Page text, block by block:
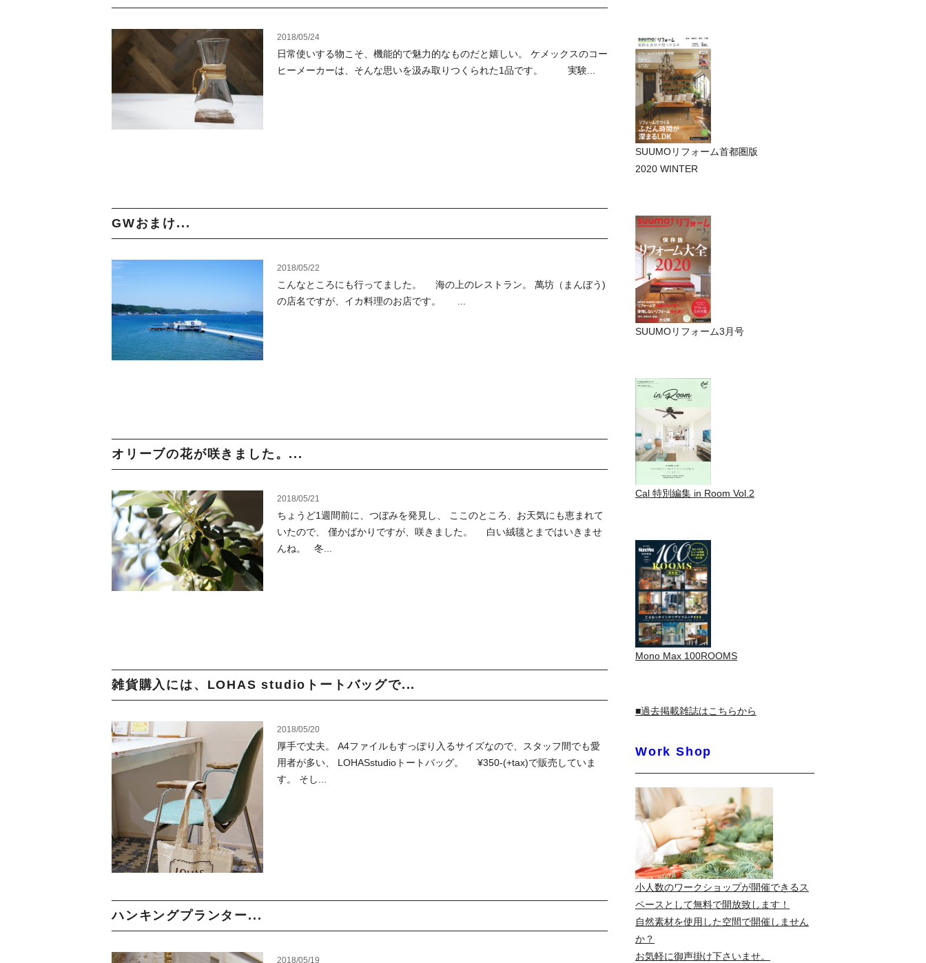
2018/05/24
日常使いする物こそ、機能的で魅力的なものだと嬉しい。 ケメックスのコー
ヒーメーカーは、そんな思いを汲み取りつくられた1品です。 実験...
GWおまけ...
2018/05/22
こんなところにも行ってました。 海の上のレストラン。 萬坊（まんぼう)
の店名ですが、イカ料理のお店です。 ...
オリーブの花が咲きました。...
2018/05/21
ちょうど1週間前に、つぼみを発見し、 ここのところ、お天気にも恵まれて
いたので、 僅かばかりですが、咲きました。 白い絨毯とまではいきませ
んね。 冬...
雑貨購入には、LOHAS studioトートバッグで...
2018/05/20
厚手で丈夫。 A4ファイルもすっぽり入るサイズなので、スタッフ間でも愛
用者が多い、 LOHASstudioトートバッグ。 ¥350-(+tax)で販売していま
す。 そし...
ハンキングプランター...
2018/05/19
SUUMOリフォーム首都圏版
2020 WINTER
SUUMOリフォーム3月号
Cal 特別編集 in Room Vol.2
Mono Max 100ROOMS
■過去掲載雑誌はこちらから
Work Shop
小人数のワークショップが開催できるス
ペースとして無料で開放致します！
自然素材を使用した空間で開催しません
か？
お気軽に御声掛け下さいませ。